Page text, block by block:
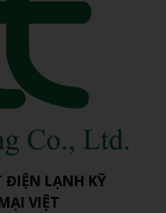
ĐIỆN LẠNH KỸ
VIỆT